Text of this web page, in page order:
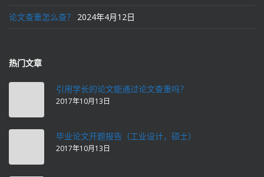
论文查重怎么查？ 2024年4月12日
热门文章
引用学长的论文能通过论文查重吗？
2017年10月13日
毕业论文开题报告（工业设计，硕士）
2017年10月13日